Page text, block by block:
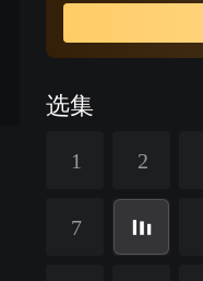
选集
1 2
7